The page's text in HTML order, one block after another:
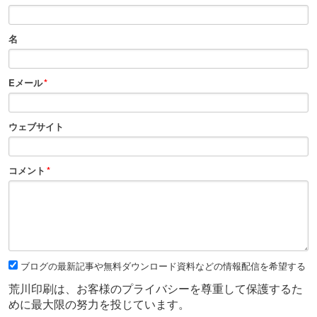
名
Eメール*
ウェブサイト
コメント *
ブログの最新記事や無料ダウンロード資料などの情報配信を希望する
荒川印刷は、お客様のプライバシーを尊重して保護するた
めに最大限の努力を投じています。